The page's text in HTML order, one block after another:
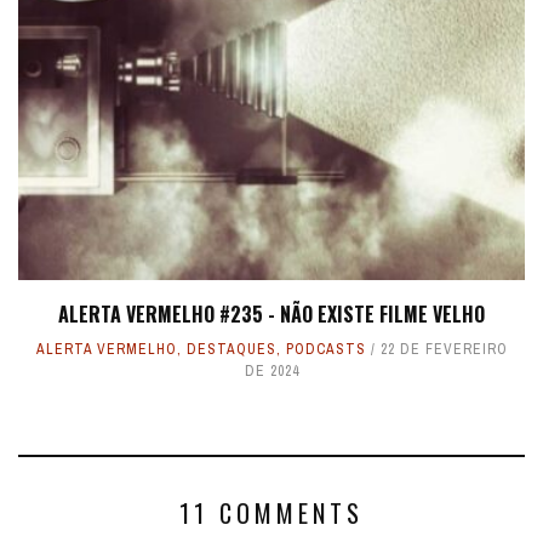
ALERTA VERMELHO #235 - NÃO EXISTE FILME VELHO
ALERTA VERMELHO, DESTAQUES, PODCASTS
22 DE FEVEREIRO
DE 2024
11 COMMENTS